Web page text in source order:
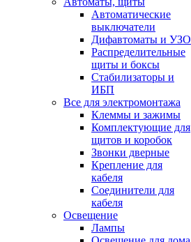
Автоматические
выключатели
Дифавтоматы и УЗО
Распределительные
щиты и боксы
Стабилизаторы и
ИБП
Все для электромонтажа
Клеммы и зажимы
Комплектующие для
щитов и коробок
Звонки дверные
Крепление для
кабеля
Соединители для
кабеля
Освещение
Лампы